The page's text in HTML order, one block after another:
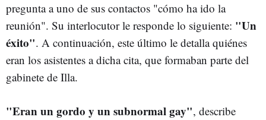
pregunta a uno de sus contactos "cómo ha ido la
reunión". Su interlocutor le responde lo siguiente: "Un
éxito". A continuación, este último le detalla quiénes
eran los asistentes a dicha cita, que formaban parte del
gabinete de Illa.
"Eran un gordo y un subnormal gay", describe